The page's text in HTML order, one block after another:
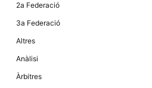
2a Federació
3a Federació
Altres
Anàlisi
Àrbitres